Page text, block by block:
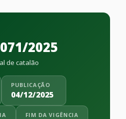
2025
de catalão
PUBLICAÇÃO
04/12/2025
FIM DA VIGÊNCIA